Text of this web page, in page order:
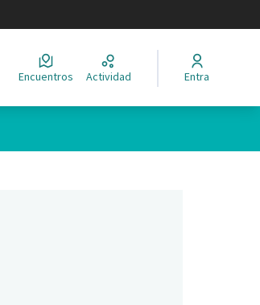
Encuentros Actividad Entra